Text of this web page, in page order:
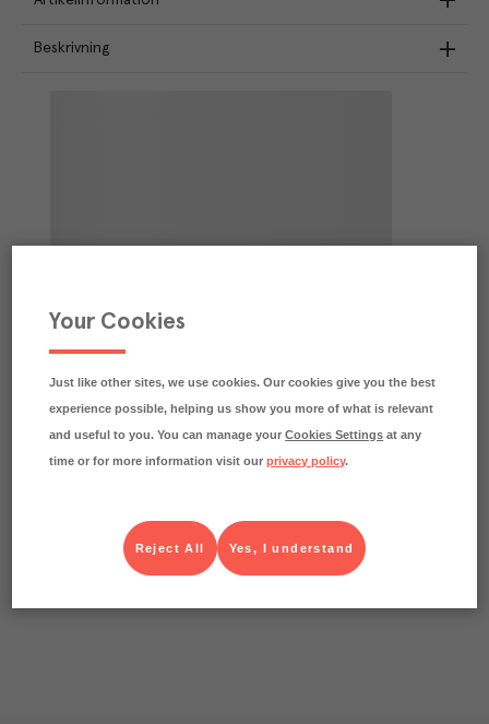
Beskrivning
Your Cookies
Just like other sites, we use cookies. Our cookies give you the best
experience possible, helping us show you more of what is relevant
and useful to you. You can manage yourCookies Settings at any
time or for more information visit ourprivacy policy.
Yes, I understand
Reject All